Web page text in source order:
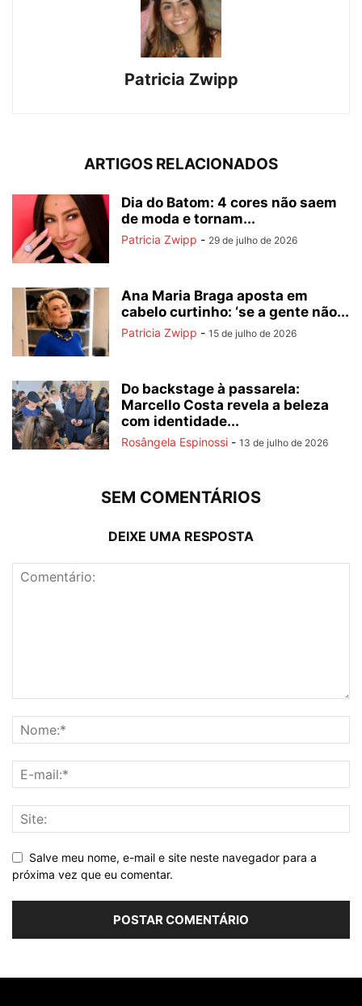
Patricia Zwipp
ARTIGOS RELACIONADOS
Dia do Batom: 4 cores não saem
de moda e tornam...
Patricia Zwipp - 29 de julho de 2026
Ana Maria Braga aposta em
cabelo curtinho: ‘se a gente não...
Patricia Zwipp - 15 de julho de 2026
Do backstage à passarela:
Marcello Costa revela a beleza
com identidade...
Rosângela Espinossi - 13 de julho de 2026
SEM COMENTÁRIOS
DEIXE UMA RESPOSTA
Salve meu nome, e-mail e site neste navegador para a
próxima vez que eu comentar.